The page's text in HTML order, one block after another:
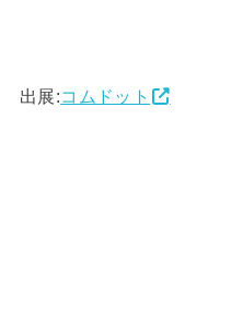
出展:コムドット